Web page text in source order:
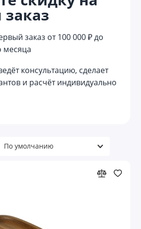
заказ от 100 000 ₽ до
месяца
консультацию, сделает
и расчёт индивидуально
еды